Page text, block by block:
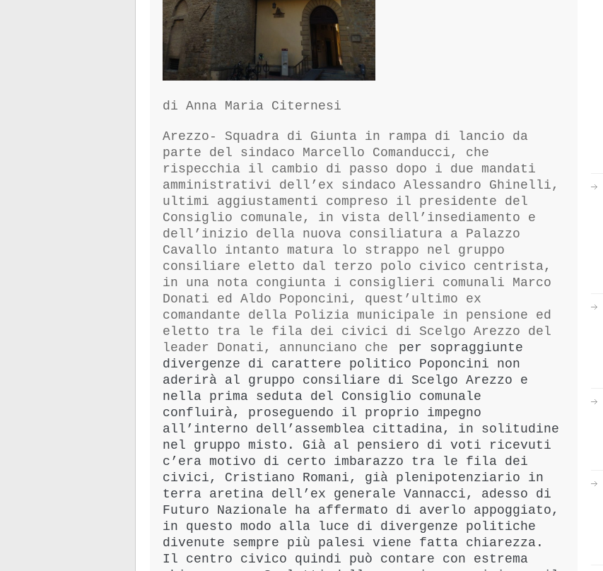
di Anna Maria Citernesi
Arezzo- Squadra di Giunta in rampa di lancio da
parte del sindaco Marcello Comanducci, che
rispecchia il cambio di passo dopo i due mandati
amministrativi dell’ex sindaco Alessandro Ghinelli,
ultimi aggiustamenti compreso il presidente del
Consiglio comunale, in vista dell’insediamento e
dell’inizio della nuova consiliatura a Palazzo
Cavallo intanto matura lo strappo nel gruppo
consiliare eletto dal terzo polo civico centrista,
in una nota congiunta i consiglieri comunali Marco
Donati ed Aldo Poponcini, quest’ultimo ex
comandante della Polizia municipale in pensione ed
eletto tra le fila dei civici di Scelgo Arezzo del
leader Donati, annunciano che
per sopraggiunte
divergenze di carattere politico Poponcini non
aderirà al gruppo consiliare di Scelgo Arezzo e
nella prima seduta del Consiglio comunale
confluirà, proseguendo il proprio impegno
all’interno dell’assemblea cittadina, in solitudine
nel gruppo misto. Già al pensiero di voti ricevuti
c’era motivo di certo imbarazzo tra le fila dei
civici, Cristiano Romani, già plenipotenziario in
terra aretina dell’ex generale Vannacci, adesso di
Futuro Nazionale ha affermato di averlo appoggiato,
in questo modo alla luce di divergenze politiche
divenute sempre più palesi viene fatta chiarezza.
Il centro civico quindi può contare con estrema